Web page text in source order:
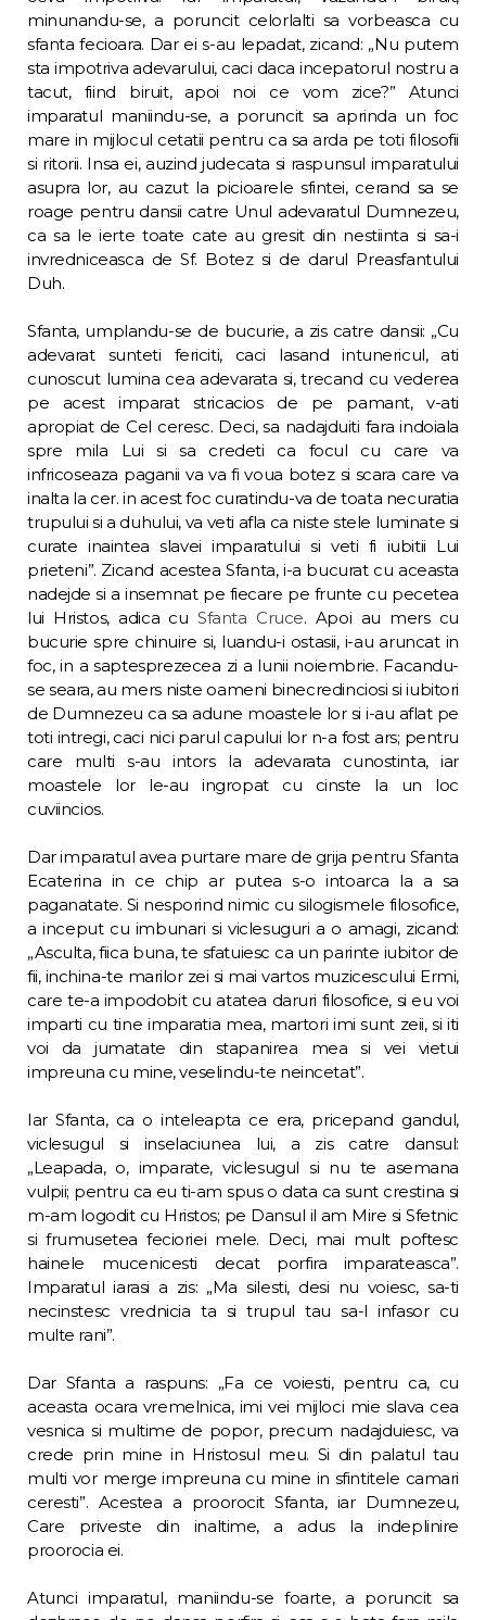
minunandu-se, a poruncit ce­lorlalti sa vorbeasca cu
sfanta fecioara. Dar ei s-au lepadat, zicand: „Nu putem
sta impotriva adevarului, caci daca incepatorul nos­tru a
tacut, fiind biruit, apoi noi ce vom zice?” Atunci
imparatul maniindu-se, a poruncit sa aprinda un foc
mare in mijlocul cetatii pen­tru ca sa arda pe toti filosofii
si ritorii. Insa ei, auzind judecata si raspunsul imparatului
asupra lor, au cazut la picioarele sfintei, ce­rand sa se
roage pentru dansii catre Unul ade­varatul Dumnezeu,
ca sa le ierte toate cate au gresit din nestiinta si sa-i
invredniceasca de Sf. Botez si de darul Preasfantului
Duh.
Sfanta, umplandu-se de bucurie, a zis catre dansii: „Cu
adevarat sunteti fericiti, caci la­sand intunericul, ati
cunoscut lumina cea ade­varata si, trecand cu vederea
pe acest impa­rat stricacios de pe pamant, v-ati
apropiat de Cel ceresc. Deci, sa nadajduiti fara indoiala
spre mila Lui si sa credeti ca focul cu care va
infricoseaza paganii va va fi voua botez si scara care va
inalta la cer. in acest foc curatindu-va de toata necuratia
trupului si a du­hului, va veti afla ca niste stele luminate si
curate inaintea slavei imparatului si veti fi iubitii Lui
prieteni”. Zicand acestea Sfanta, i-a bucurat cu aceas­ta
nadejde si a insemnat pe fiecare pe frunte cu pecetea
lui Hristos, adica cuSfanta Cruce. Apoi au mers cu
bucurie spre chinuire si, luandu-i ostasii, i-au aruncat in
foc, in a saptesprezecea zi a lunii noiembrie. Facandu-
se seara, au mers niste oameni binecredinciosi si iubitori
de Dumnezeu ca sa adune moas­tele lor si i-au aflat pe
toti intregi, caci nici parul capului lor n-a fost ars; pentru
care multi s-au intors la adevarata cunostinta, iar
moastele lor le-au ingropat cu cinste la un loc
cuviincios.
Dar imparatul avea purtare mare de grija pentru Sfanta
Ecaterina in ce chip ar putea s-o intoarca la a sa
paganatate. Si nesporind nimic cu silogismele filosofice,
a inceput cu imbunari si viclesuguri a o amagi, zicand:
„Asculta, fiica buna, te sfatuiesc ca un parinte iubitor de
fii, inchina-te marilor zei si mai vartos muzicescului Ermi,
care te-a impodo­bit cu atatea daruri filosofice, si eu voi
im­parti cu tine imparatia mea, martori imi sunt zeii, si iti
voi da jumatate din stapanirea mea si vei vietui
impreuna cu mine, veselindu-te neincetat”.
Iar Sfanta, ca o inteleapta ce era, pri­cepand gandul,
viclesugul si inselaciunea lui, a zis catre dansul:
„Leapada, o, imparate, vi­clesugul si nu te asemana
vulpii; pentru ca eu ti-am spus o data ca sunt crestina si
m-am logodit cu Hristos; pe Dansul il am Mire si Sfetnic
si frumusetea fecioriei mele. Deci, mai mult poftesc
hainele mucenicesti decat porfira imparateasca”.
Imparatul iarasi a zis: „Ma silesti, desi nu voiesc, sa-ti
necinstesc vred­nicia ta si trupul tau sa-l infasor cu
multe rani”.
Dar Sfanta a raspuns: „Fa ce voiesti, pen­tru ca, cu
aceasta ocara vremelnica, imi vei mijloci mie slava cea
vesnica si multime de po­por, precum nadajduiesc, va
crede prin mine in Hristosul meu. Si din palatul tau
multi vor merge impreuna cu mine in sfintitele camari
ceresti”. Acestea a proorocit Sfanta, iar Dum­nezeu,
Care priveste din inaltime, a adus la indeplinire
proorocia ei.
Atunci imparatul, maniindu-se foarte, a poruncit sa